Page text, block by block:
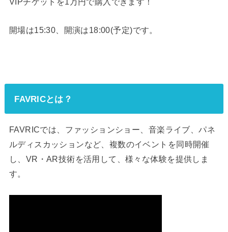
開場は15:30、開演は18:00(予定)です。
FAVRICとは？
FAVRICでは、ファッションショー、音楽ライブ、パネ
ルディスカッションなど、複数のイベントを同時開催
し、VR・AR技術を活用して、様々な体験を提供しま
す。